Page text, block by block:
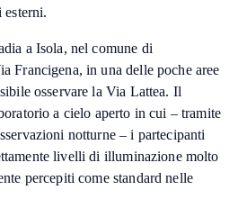
esterni.
a Isola, nel comune di
Francigena, in una delle poche aree
osservare la Via Lattea. Il
a cielo aperto in cui – tramite
notturne – i partecipanti
livelli di illuminazione molto
percepiti come standard nelle